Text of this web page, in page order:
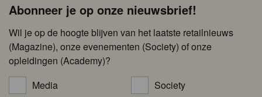
Abonneer je op onze nieuwsbrief!
Wil je op de hoogte blijven van het laatste retailnieuws
(Magazine), onze evenementen (Society) of onze
opleidingen (Academy)?
Media
Society